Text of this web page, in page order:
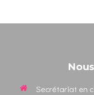
Secrétariat en